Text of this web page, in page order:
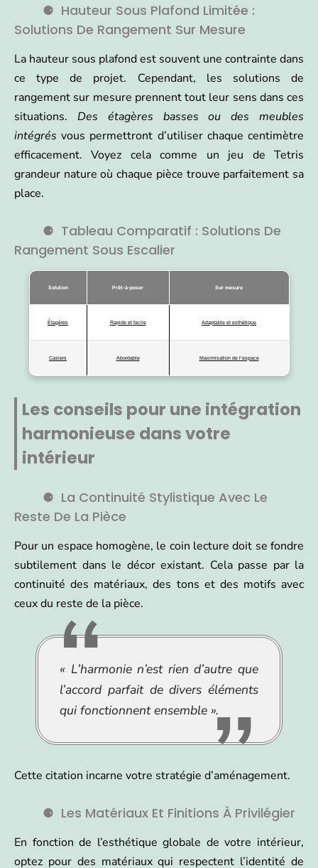
Hauteur Sous Plafond Limitée :
Solutions De Rangement Sur Mesure
La hauteur sous plafond est souvent une contrainte dans
ce type de projet. Cependant, les solutions de
rangement sur mesure prennent tout leur sens dans ces
situations. Des étagères basses ou des meubles
intégrés vous permettront d’utiliser chaque centimètre
efficacement. Voyez cela comme un jeu de Tetris
grandeur nature où chaque pièce trouve parfaitement sa
place.
Tableau Comparatif : Solutions De
Rangement Sous Escalier
Solution Prêt-à-poser Sur mesure
Étagères Rapide et facile Adaptable et esthétique
Casiers Abordable Maximisation de l’espace
Les conseils pour une intégration
harmonieuse dans votre
intérieur
La Continuité Stylistique Avec Le
Reste De La Pièce
Pour un espace homogène, le coin lecture doit se fondre
subtilement dans le décor existant. Cela passe par la
continuité des matériaux, des tons et des motifs avec
ceux du reste de la pièce.
« L’harmonie n’est rien d’autre que
l’accord parfait de divers éléments
qui fonctionnent ensemble ».
Cette citation incarne votre stratégie d’aménagement.
Les Matériaux Et Finitions À Privilégier
En fonction de l’esthétique globale de votre intérieur,
optez pour des matériaux qui respectent l’identité de